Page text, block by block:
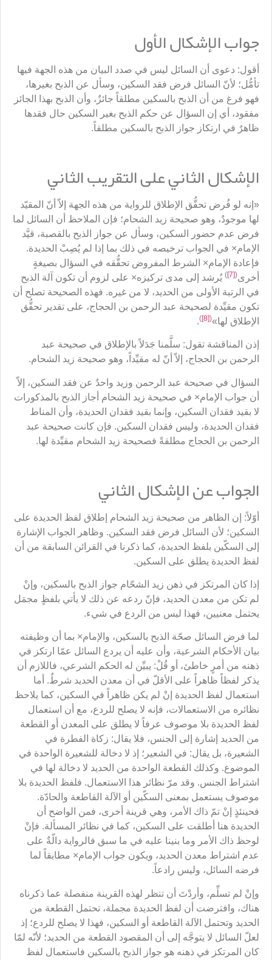
جواب الإشكال الأول
أقول: دعوى أن السائل ليس في صدد البيان من هذه الجهة فيها
تأمُّل؛ لأنّ السائل فرض فقد السكين، وسأل عن الذبح بغيرها،
فهو فرغ من أن الذبح بالسكين مطلقاً جائزٌ، وأن الذبح بهذا الجائز
مفقود، أي إن السؤال عن حكم الذبح بغير السكين حال فقدها
ظاهرٌ في ارتكاز جواز الذبح بالسكين مطلقاً.
الإشكال الثاني على التقريب الثاني
«إنه لو فُرض تحقُّق الإطلاق للرواية من هذه الجهة إلاّ أنّ المقيّد
لها موجودٌ، وهو صحيحة زيد الشحام؛ فإن الملاحظ أن السائل لما
فرض عدم حضور السكين، وسأل عن جواز الذبح بالقصبة، قيَّد
الإمام× في الجواب ترخيصه في ذلك بما إذا لم يُصِبْ الحديدة.
فإعادة الإمام× الشرط المفروض تحقُّقه في السؤال بصيغةٍ
أخرى(
[7]
) يُرشد إلى مدى تركيزه× على لزوم أن تكون آلة الذبح
في الرتبة الأولى من الحديد، لا من غيره. فهذه الصحيحة تصلح أن
تكون مقيِّدة لصحيحة عبد الرحمن بن الحجاج، على تقدير تحقُّق
الإطلاق لها»(
[8]
)
.
إذن المناقشة تقول: سلَّمنا جَدَلاً بالإطلاق في صحيحة عبد
الرحمن بن الحجاج، إلاّ أنّ له مقيِّداً، وهو صحيحة زيد الشحام.
السؤال في صحيحة عبد الرحمن وزيد واحدٌ عن فقد السكين، إلاّ
أن جواب الإمام× في صحيحة زيد الشحام أجاز الذبح بالمذكورات
لا بقيد فقدان السكين، وإنما بقيد فقدان الحديدة، وأن المناط
فقدان الحديدة، وليس فقدان السكين. فإن كانت صحيحة عبد
الرحمن بن الحجاج مطلقةً فصحيحة زيد الشحام مقيِّدة لها.
الجواب عن الإشكال الثاني
أوّلاً: إن الظاهر من صحيحة زيد الشحام إطلاق لفظ الحديدة على
السكين؛ لأن السائل فرض فقد السكين. وظاهر الجواب الإشارة
إلى السكّين بلفظ الحديدة، كما ذكرنا في القرائن السابقة من أن
لفظ الحديدة يطلق على السكين.
إذا كان المرتكز في ذهن زيد الشحّام جواز الذبح بالسكين، وإنْ
لم تكن من معدن الحديد، فإنّ ردعه عن ذلك لا يأتي بلفظٍ مجمَل
يحتمل معنيين، فهذا ليس من الردع في شيء.
لما فرض السائل صحّة الذبح بالسكين، والإمام× بما أن وظيفته
بيان الأحكام الشرعية، وأن عليه أن يردع السائل عمّا ارتكز في
ذهنه من أمرٍ خاطئ، أو قُلْ: يبيِّن له الحكم الشرعي، فاللازم أن
يذكر لفظاً ظاهراً على الأقلّ في أن معدن الحديد شرطٌ. أما
استعمال لفظ الحديدة إنْ لم يكن ظاهراً في السكين، كما يلاحظ
نظائره من الاستعمالات، فإنه لا يصلح للردع، مع أن استعمال
لفظ الحديدة بلا موصوف عرفاً لا يطلق على المعدن أو القطعة
من الحديد إشارة إلى الجنس، فلا يقال: زكاة الفطرة في
الشعيرة، بل يقال: في الشعير؛ إذ لا دخالة للشعيرة الواحدة في
الموضوع. وكذلك القطعة الواحدة من الحديد لا دخالة لها في
اشتراط الجنس. وقد مرّ نظائر هذا الاستعمال. فلفظ الحديدة بلا
موصوف يستعمل بمعنى السكّين أو الآلة القاطعة والحادّة.
فحينئذٍ إنْ تمّ ذاك الأمر، وهي قرينة أخرى، فمن الواضح أن
الحديدة هنا أطلقت على السكين، كما في نظائر المسألة. فإنْ
لوحظ ذاك الأمر وما بنينا عليه في ما سبق فالرواية دالّةٌ على
عدم اشتراط معدن الحديد، ويكون جواب الإمام× مطابقاً لما
فرضه السائل، وليس رادعاً.
وإنْ لم تسلِّم، وأردْتَ أن تنظر لهذه القرينة منفصلة عما ذكرناه
هناك، وافترضت أن لفظ الحديدة مجملة، تحتمل القطعة من
الحديد وتحتمل الآلة القاطعة أو السكين، فهذا لا يصلح للردع؛ إذ
لعلّ السائل لا يتوجَّه إلى أن المقصود القطعة من الحديد؛ لأنّه لمّا
كان المرتكز في ذهنه هو جواز الذبح بالسكين فاستعمال لفظ